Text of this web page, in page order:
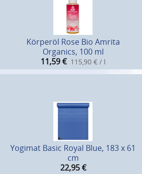
Körperöl Rose Bio Amrita
Organics, 100 ml
11,59 € 115,90 € / l
Yogimat Basic Royal Blue, 183 x 61
cm
22,95 €